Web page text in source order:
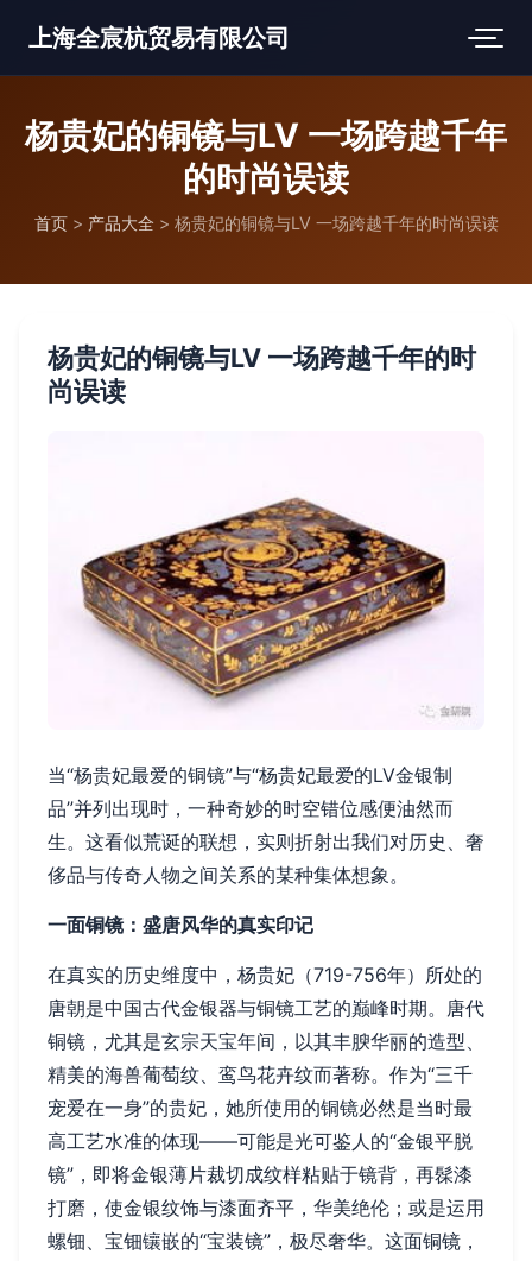
上海全宸杭贸易有限公司
杨贵妃的铜镜与LV 一场跨越千年
的时尚误读
首页 > 产品大全 > 杨贵妃的铜镜与LV 一场跨越千年的时尚误读
杨贵妃的铜镜与LV 一场跨越千年的时
尚误读
当“杨贵妃最爱的铜镜”与“杨贵妃最爱的LV金银制
品”并列出现时，一种奇妙的时空错位感便油然而
生。这看似荒诞的联想，实则折射出我们对历史、奢
侈品与传奇人物之间关系的某种集体想象。
一面铜镜：盛唐风华的真实印记
在真实的历史维度中，杨贵妃（719-756年）所处的
唐朝是中国古代金银器与铜镜工艺的巅峰时期。唐代
铜镜，尤其是玄宗天宝年间，以其丰腴华丽的造型、
精美的海兽葡萄纹、鸾鸟花卉纹而著称。作为“三千
宠爱在一身”的贵妃，她所使用的铜镜必然是当时最
高工艺水准的体现——可能是光可鉴人的“金银平脱
镜”，即将金银薄片裁切成纹样粘贴于镜背，再髹漆
打磨，使金银纹饰与漆面齐平，华美绝伦；或是运用
螺钿、宝钿镶嵌的“宝装镜”，极尽奢华。这面铜镜，